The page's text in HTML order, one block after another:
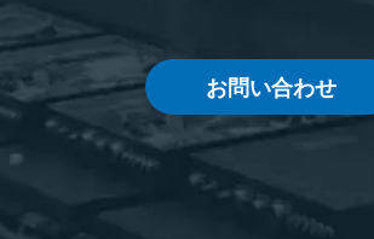
お問い合わせ